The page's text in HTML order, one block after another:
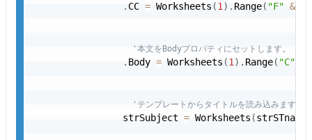
. CC = Worksheets (1) . Range( "F" &
'本文をBodyプロパティにセットします。
. Body = Worksheets (1) . Range( "C"
'テンプレートからタイトルを読み込みます。
                strSubject
= Worksheets (